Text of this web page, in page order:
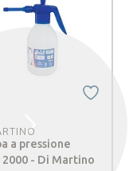
a pressione
2000 - Di Martino
Successivo